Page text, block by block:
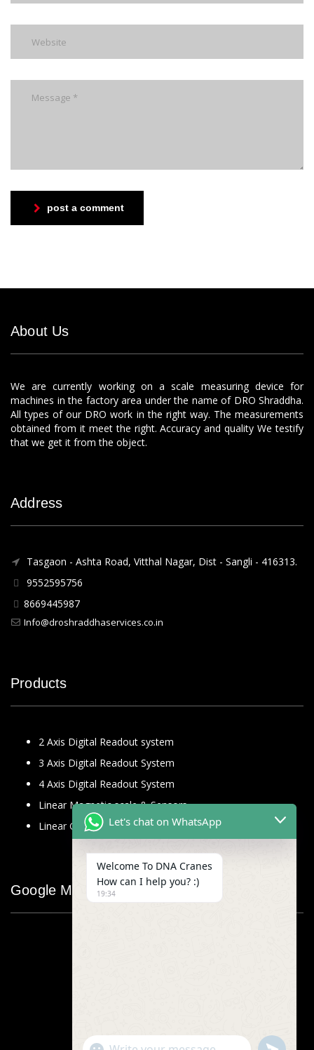
post a comment
About Us
We are currently working on a scale measuring device for
machines in the factory area under the name of DRO Shraddha.
All types of our DRO work in the right way. The measurements
obtained from it meet the right. Accuracy and quality We testify
that we get it from the object.
Address
Tasgaon - Ashta Road, Vitthal Nagar, Dist - Sangli - 416313.
9552595756
8669445987
Info@droshraddhaservices.co.in
Products
2 Axis Digital Readout system
3 Axis Digital Readout System
4 Axis Digital Readout System
Linear Magnetic scale & Sensors
Linear Glass Scale
Google Map
Let's chat on WhatsApp
Welcome To DNA Cranes
How can I help you? :)
19:34